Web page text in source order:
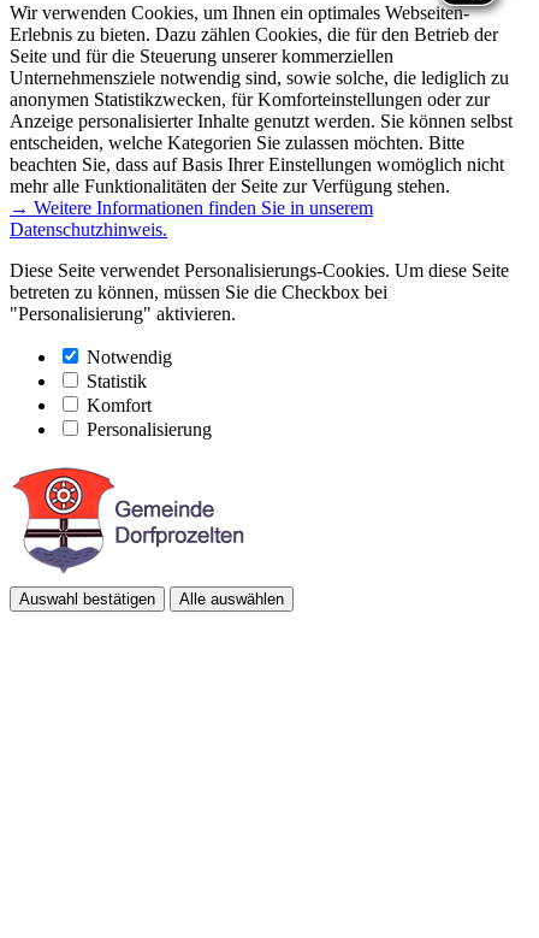
Wir verwenden Cookies, um Ihnen ein optimales Webseiten-
Erlebnis zu bieten. Dazu zählen Cookies, die für den Betrieb der
Seite und für die Steuerung unserer kommerziellen
Unternehmensziele notwendig sind, sowie solche, die lediglich zu
anonymen Statistikzwecken, für Komforteinstellungen oder zur
Anzeige personalisierter Inhalte genutzt werden. Sie können selbst
entscheiden, welche Kategorien Sie zulassen möchten. Bitte
beachten Sie, dass auf Basis Ihrer Einstellungen womöglich nicht
mehr alle Funktionalitäten der Seite zur Verfügung stehen.
→ Weitere Informationen finden Sie in unserem
Datenschutzhinweis.
Diese Seite verwendet Personalisierungs-Cookies. Um diese Seite
betreten zu können, müssen Sie die Checkbox bei
"Personalisierung" aktivieren.
Notwendig
Statistik
Komfort
Personalisierung
Auswahl bestätigen Alle auswählen